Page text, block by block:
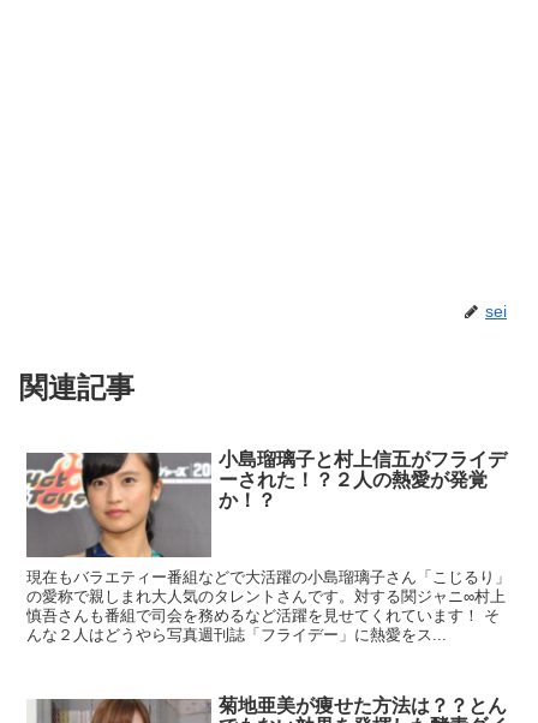
sei
関連記事
小島瑠璃子と村上信五がフライデ
ーされた！？２人の熱愛が発覚
か！？
現在もバラエティー番組などで大活躍の小島瑠璃子さん「こじるり」
の愛称で親しまれ大人気のタレントさんです。対する関ジャニ∞村上
慎吾さんも番組で司会を務めるなど活躍を見せてくれています！ そ
んな２人はどうやら写真週刊誌「フライデー」に熱愛をス...
菊地亜美が痩せた方法は？？とん